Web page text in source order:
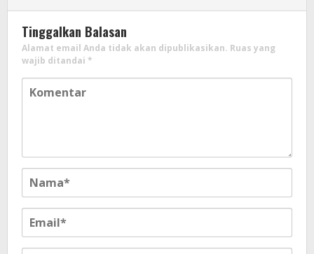
Tinggalkan Balasan
Alamat email Anda tidak akan dipublikasikan. Ruas yang
wajib ditandai *